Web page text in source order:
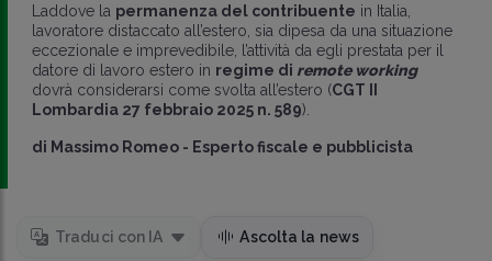
Laddove la permanenza del contribuente in Italia,
lavoratore distaccato all’estero, sia dipesa da una situazione
eccezionale e imprevedibile, l’attività da egli prestata per il
datore di lavoro estero in regime di remote working
dovrà considerarsi come svolta all’estero (CGT II
Lombardia 27 febbraio 2025 n. 589).
di Massimo Romeo - Esperto fiscale e pubblicista
Traduci con IA Ascolta la news